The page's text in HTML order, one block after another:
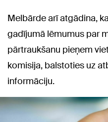
Melbārde arī atgādina,
gadījumā lēmumus par
pārtraukšanu pieņem
komisija, balstoties uz
informāciju.